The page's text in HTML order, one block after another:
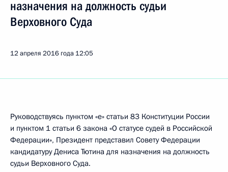
назначения на должность судьи
Верховного Суда
12 апреля 2016 года 12:05
Руководствуясь пунктом «е» статьи 83 Конституции России
и пунктом 1 статьи 6 закона «О статусе судей в Российской
Федерации», Президент представил Совету Федерации
кандидатуру Дениса Тютина для назначения на должность
судьи Верховного Суда.